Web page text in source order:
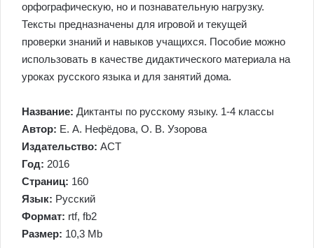
орфографическую, но и познавательную нагрузку.
Тексты предназначены для игровой и текущей
проверки знаний и навыков учащихся. Пособие можно
использовать в качестве дидактического материала на
уроках русского языка и для занятий дома.
Название: Диктанты по русскому языку. 1-4 классы
Автор: Е. А. Нефёдова, О. В. Узорова
Издательство: АСТ
Год: 2016
Страниц: 160
Язык: Русский
Формат: rtf, fb2
Размер: 10,3 Mb